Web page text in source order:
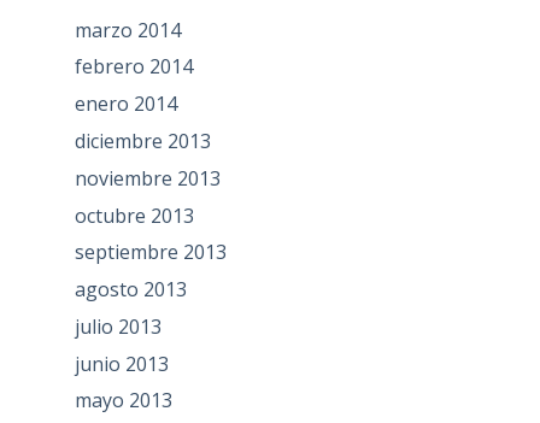
marzo 2014
febrero 2014
enero 2014
diciembre 2013
noviembre 2013
octubre 2013
septiembre 2013
agosto 2013
julio 2013
junio 2013
mayo 2013